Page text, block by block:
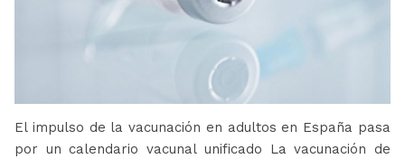
El impulso de la vacunación en adultos en España pasa
por un calendario vacunal unificado La vacunación de